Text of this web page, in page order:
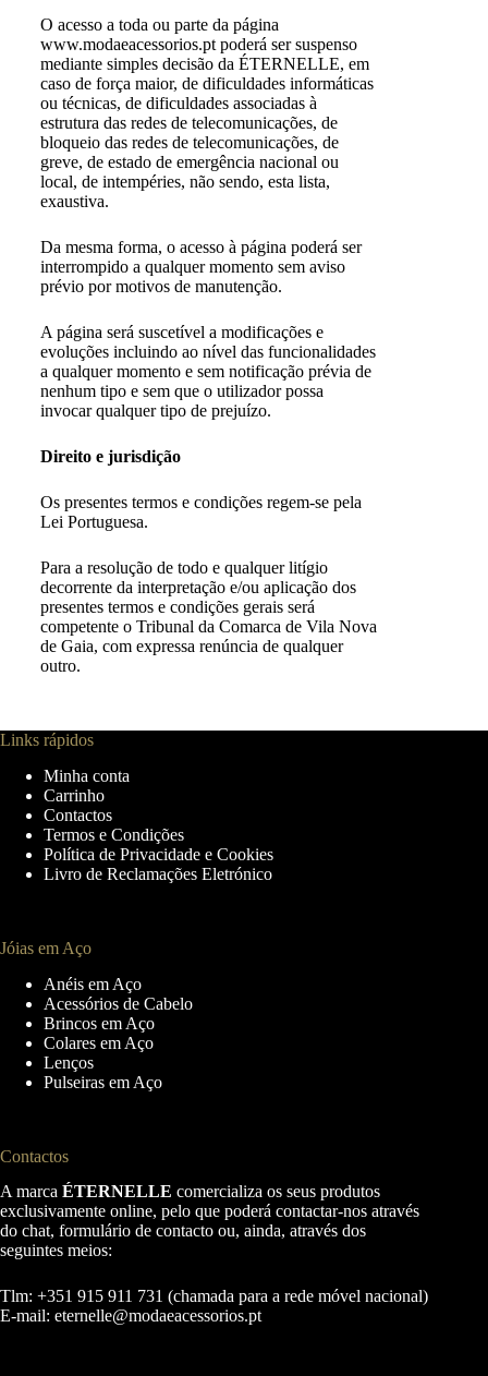
O acesso a toda ou parte da página
www.modaeacessorios.pt poderá ser suspenso
mediante simples decisão da ÉTERNELLE, em
caso de força maior, de dificuldades informáticas
ou técnicas, de dificuldades associadas à
estrutura das redes de telecomunicações, de
bloqueio das redes de telecomunicações, de
greve, de estado de emergência nacional ou
local, de intempéries, não sendo, esta lista,
exaustiva.
Da mesma forma, o acesso à página poderá ser
interrompido a qualquer momento sem aviso
prévio por motivos de manutenção.
A página será suscetível a modificações e
evoluções incluindo ao nível das funcionalidades
a qualquer momento e sem notificação prévia de
nenhum tipo e sem que o utilizador possa
invocar qualquer tipo de prejuízo.
Direito e jurisdição
Os presentes termos e condições regem-se pela
Lei Portuguesa.
Para a resolução de todo e qualquer litígio
decorrente da interpretação e/ou aplicação dos
presentes termos e condições gerais será
competente o Tribunal da Comarca de Vila Nova
de Gaia, com expressa renúncia de qualquer
outro.
Links rápidos
Minha conta
Carrinho
Contactos
Termos e Condições
Política de Privacidade e Cookies
Livro de Reclamações Eletrónico
Jóias em Aço
Anéis em Aço
Acessórios de Cabelo
Brincos em Aço
Colares em Aço
Lenços
Pulseiras em Aço
Contactos
A marca ÉTERNELLE comercializa os seus produtos
exclusivamente online, pelo que poderá contactar-nos através
do chat, formulário de contacto ou, ainda, através dos
seguintes meios:
Tlm: +351 915 911 731 (chamada para a rede móvel nacional)
E-mail: eternelle@modaeacessorios.pt